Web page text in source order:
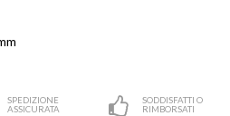
SPEDIZIONE
ASSICURATA
SODDISFATTI O
RIMBORSATI